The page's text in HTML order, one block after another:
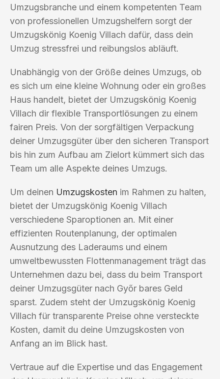
Umzugsbranche und einem kompetenten Team
von professionellen Umzugshelfern sorgt der
Umzugskönig Koenig Villach dafür, dass dein
Umzug stressfrei und reibungslos abläuft.
Unabhängig von der Größe deines Umzugs, ob
es sich um eine kleine Wohnung oder ein großes
Haus handelt, bietet der Umzugskönig Koenig
Villach dir flexible Transportlösungen zu einem
fairen Preis. Von der sorgfältigen Verpackung
deiner Umzugsgüter über den sicheren Transport
bis hin zum Aufbau am Zielort kümmert sich das
Team um alle Aspekte deines Umzugs.
Um deinen Umzugskosten im Rahmen zu halten,
bietet der Umzugskönig Koenig Villach
verschiedene Sparoptionen an. Mit einer
effizienten Routenplanung, der optimalen
Ausnutzung des Laderaums und einem
umweltbewussten Flottenmanagement trägt das
Unternehmen dazu bei, dass du beim Transport
deiner Umzugsgüter nach Győr bares Geld
sparst. Zudem steht der Umzugskönig Koenig
Villach für transparente Preise ohne versteckte
Kosten, damit du deine Umzugskosten von
Anfang an im Blick hast.
Vertraue auf die Expertise und das Engagement